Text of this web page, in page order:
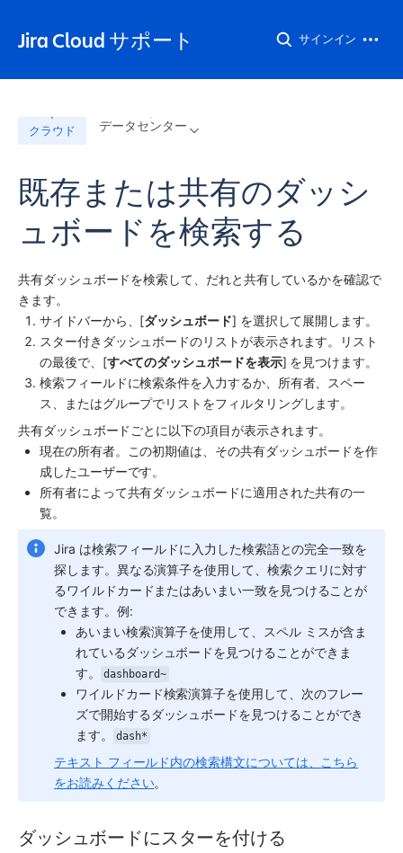
Jira Cloud サポート サインイン
クラウド データセンター
既存または共有のダッシ
ュボードを検索する
共有ダッシュボードを検索して、だれと共有しているかを確認で
きます。
サイドバーから、[ダッシュボード] を選択して展開します。
スター付きダッシュボードのリストが表示されます。リスト
の最後で、[すべてのダッシュボードを表示] を見つけます。
検索フィールドに検索条件を入力するか、所有者、スペー
ス、またはグループでリストをフィルタリングします。
共有ダッシュボードごとに以下の項目が表示されます。
現在の所有者。この初期値は、その共有ダッシュボードを作
成したユーザーです。
所有者によって共有ダッシュボードに適用された共有の一
覧。
Jira は検索フィールドに入力した検索語との完全一致を
探します。異なる演算子を使用して、検索クエリに対す
るワイルドカードまたはあいまい一致を見つけることが
できます。例:
あいまい検索演算子を使用して、スペル ミスが含ま
れているダッシュボードを見つけることができま
す。
dashboard~
ワイルドカード検索演算子を使用して、次のフレー
ズで開始するダッシュボードを見つけることができ
ます。
dash*
テキスト フィールド内の検索構文については、こちら
をお読みください。
ダッシュボードにスターを付ける